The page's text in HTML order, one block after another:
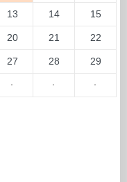
13 14 15
20 21 22
27 28 29
· · ·